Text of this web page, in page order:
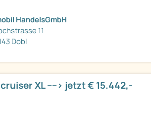
HandelsGmbH
11
Dobl
XL ----> jetzt € 15.442,-